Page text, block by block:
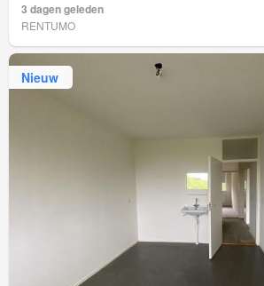
3 dagen geleden
RENTUMO
Nieuw